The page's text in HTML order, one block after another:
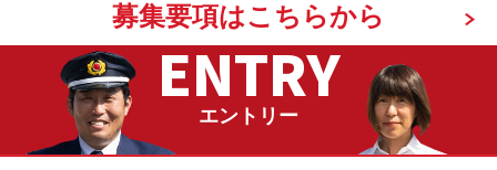
募集要項はこちらから
ENTRY
エントリー